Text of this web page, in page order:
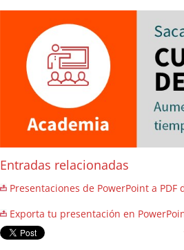
Entradas relacionadas
Presentaciones de PowerPoint a
Exporta tu presentación en